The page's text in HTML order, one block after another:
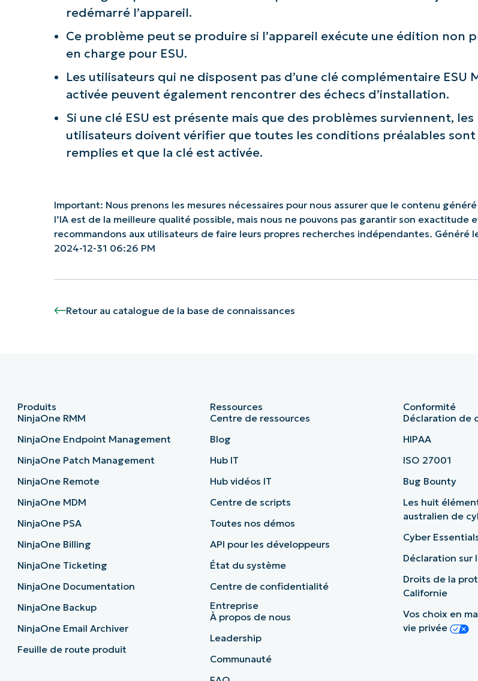
redémarré l’appareil.
Ce problème peut se produire si l’appareil exécute une édition non
en charge pour ESU.
Les utilisateurs qui ne disposent pas d’une clé complémentaire ESU
activée peuvent également rencontrer des échecs d’installation.
Si une clé ESU est présente mais que des problèmes surviennent, les
utilisateurs doivent vérifier que toutes les conditions préalables sont
remplies et que la clé est activée.
Important: Nous prenons les mesures nécessaires pour nous assurer que le contenu
l’IA est de la meilleure qualité possible, mais nous ne pouvons pas garantir son exactitude
recommandons aux utilisateurs de faire leurs propres recherches indépendantes. Généré
2024-12-31 06:26 PM
Retour au catalogue de la base de connaissances
Produits
NinjaOne RMM
NinjaOne Endpoint Management
NinjaOne Patch Management
NinjaOne Remote
NinjaOne MDM
NinjaOne PSA
NinjaOne Billing
NinjaOne Ticketing
NinjaOne Documentation
NinjaOne Backup
NinjaOne Email Archiver
Feuille de route produit
Ressources
Centre de ressources
Blog
Hub IT
Hub vidéos IT
Centre de scripts
Toutes nos démos
API pour les développeurs
État du système
Centre de confidentialité
Entreprise
À propos de nous
Leadership
Communauté
Conformité
Déclaration de
HIPAA
ISO 27001
Bug Bounty
Les huit
australien de
Cyber
Déclaration sur
Droits de la
Californie
Vos choix en
vie privée